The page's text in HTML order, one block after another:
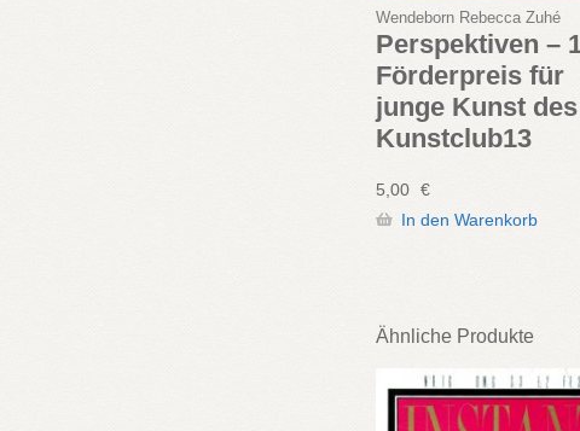
Wendeborn Rebecca Zuhé
Perspektiven –
Förderpreis für
junge Kunst des
Kunstclub13
5,00 €
In den Warenkorb
Ähnliche Produkte